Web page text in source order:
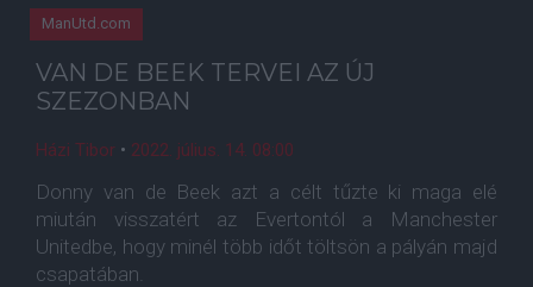
ManUtd.com
VAN DE BEEK TERVEI AZ ÚJ
SZEZONBAN
Házi Tibor • 2022. július. 14. 08:00
Donny van de Beek azt a célt tűzte ki maga elé
miután visszatért az Evertontól a Manchester
Unitedbe, hogy minél több időt töltsön a pályán majd
csapatában.